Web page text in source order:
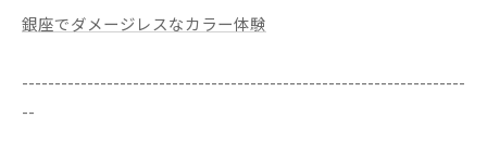
銀座でダメージレスなカラー体験
--------------------------------------------------------------------
--